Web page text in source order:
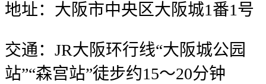
地址：大阪市中央区大阪城1番1号
交通：JR大阪环行线“大阪城公园
站”“森宫站”徒步约15～20分钟